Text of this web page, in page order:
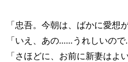
「忠吾。今朝は、ばかに愛想
「いえ、あの……うれしいので
「さほどに、お前に新妻はよ